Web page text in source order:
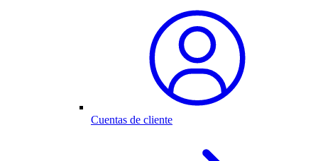
Cuentas de cliente